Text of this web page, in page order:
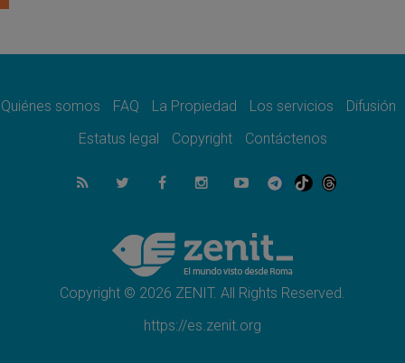
08.08.2026
08.08.2026
del Buen Consejo de Genazzano
Filipinas: el Vicariato Apostólico de Calapán
se convierte en diócesis
Honduras: Los desplazados invisibles de una
crisis olvidada
Quiénes somos FAQ La Propiedad Los servicios
Difusión
Estatus legal
Copyright Contáctenos
Copyright © 2026 ZENIT. All Rights Reserved.
https://es.zenit.org